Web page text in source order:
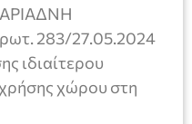
ΑΡΙΑΔΝΗ
283/27.05.2024
ιδιαίτερου
χώρου στη